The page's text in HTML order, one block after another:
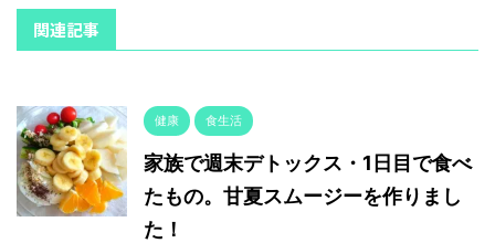
関連記事
健康 食生活
家族で週末デトックス・1日目で食べ
たもの。甘夏スムージーを作りまし
た！